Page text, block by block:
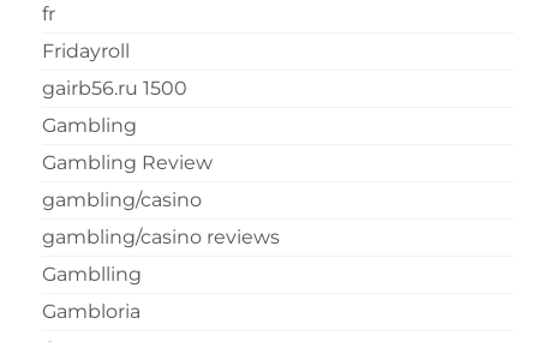
fr
Fridayroll
gairb56.ru 1500
Gambling
Gambling Review
gambling/casino
gambling/casino reviews
Gamblling
Gambloria